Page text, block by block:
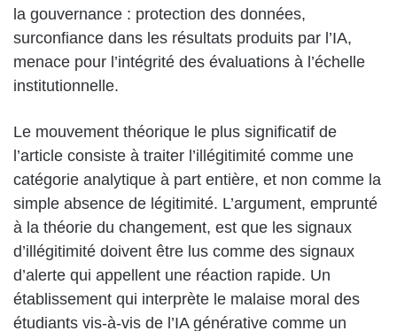
la gouvernance : protection des données,
surconfiance dans les résultats produits par l’IA,
menace pour l’intégrité des évaluations à l’échelle
institutionnelle.
Le mouvement théorique le plus significatif de
l’article consiste à traiter l’illégitimité comme une
catégorie analytique à part entière, et non comme la
simple absence de légitimité. L’argument, emprunté
à la théorie du changement, est que les signaux
d’illégitimité doivent être lus comme des signaux
d’alerte qui appellent une réaction rapide. Un
établissement qui interprète le malaise moral des
étudiants vis-à-vis de l’IA générative comme un